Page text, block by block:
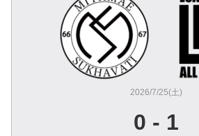
2026/7/25(土)
0 - 1